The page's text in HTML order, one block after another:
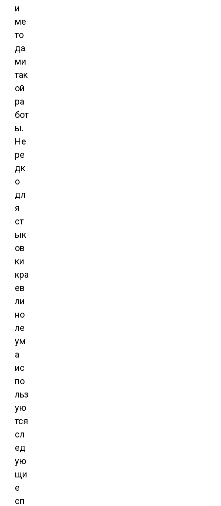
и
ме
то
да
ми
так
ой
ра
бот
ы.
Не
ре
дк
о
дл
я
ст
ык
ов
ки
кра
ев
ли
но
ле
ум
а
ис
по
льз
ую
тся
сл
ед
ую
щи
е
сп